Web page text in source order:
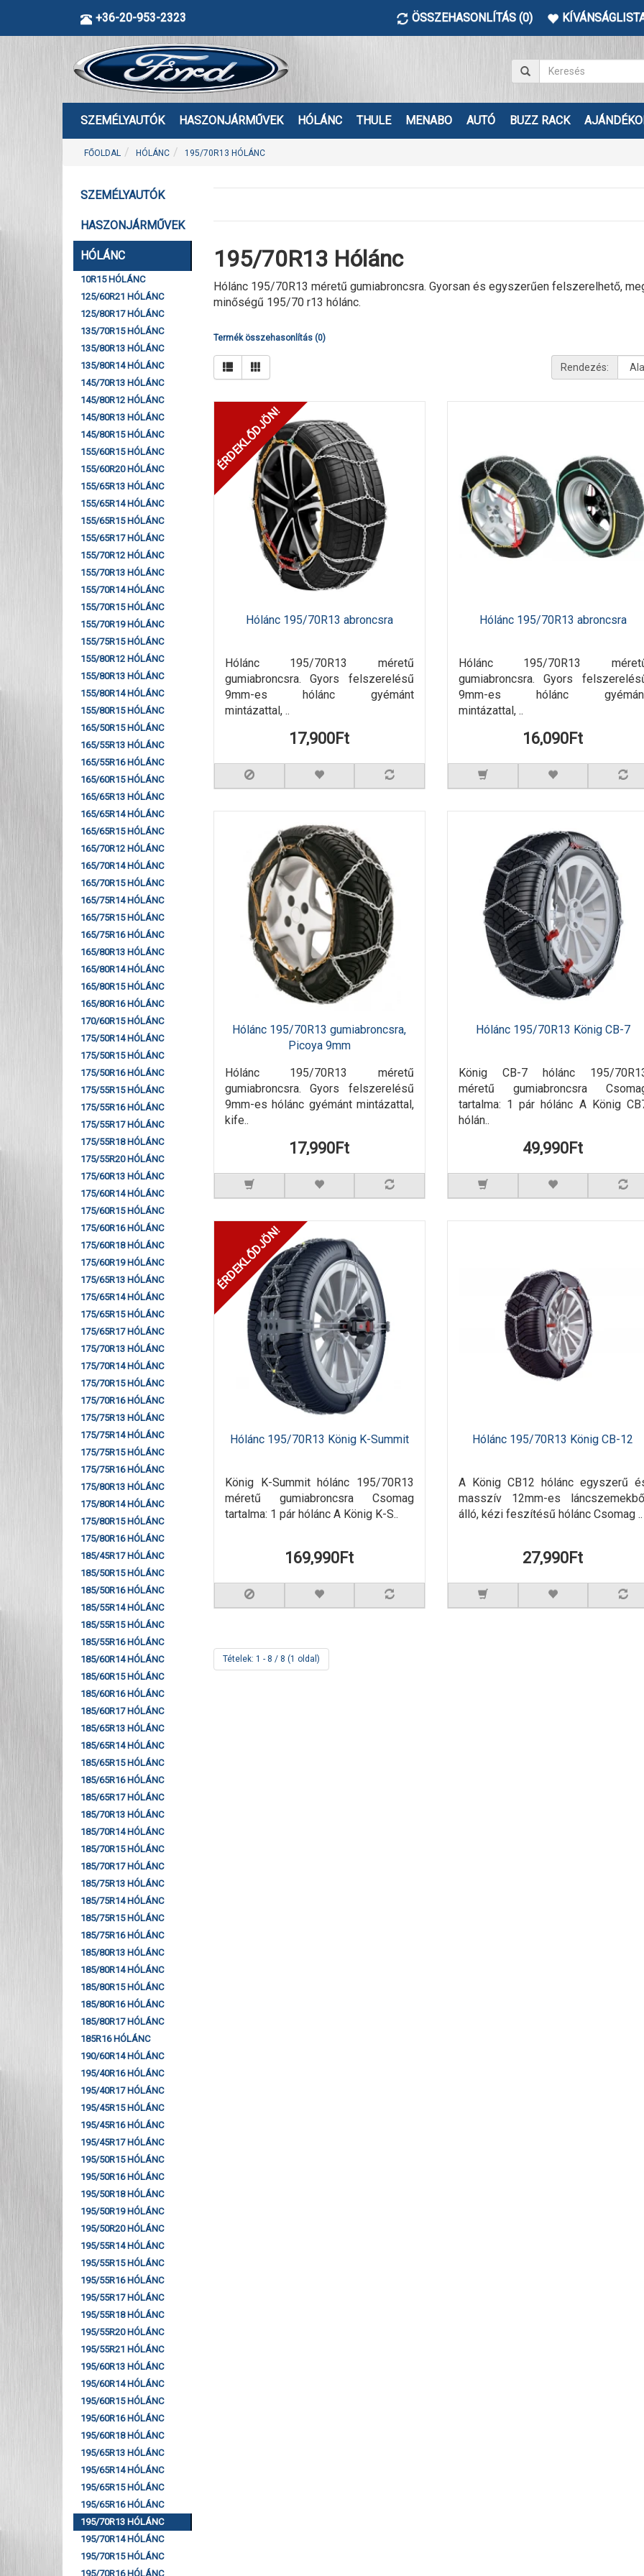
+36-20-953-2323 ÖSSZEHASONLÍTÁS (0)
SZEMÉLYAUTÓK HASZONJÁRMŰVEK HÓLÁNC THULE MENABO AUTÓ BUZZ RACK
FŐOLDAL HÓLÁNC 195/70R13 HÓLÁNC
SZEMÉLYAUTÓK
HASZONJÁRMŰVEK
HÓLÁNC
10R15 HÓLÁNC
125/60R21 HÓLÁNC
125/80R17 HÓLÁNC
135/70R15 HÓLÁNC
135/80R13 HÓLÁNC
135/80R14 HÓLÁNC
145/70R13 HÓLÁNC
145/80R12 HÓLÁNC
145/80R13 HÓLÁNC
145/80R15 HÓLÁNC
155/60R15 HÓLÁNC
155/60R20 HÓLÁNC
155/65R13 HÓLÁNC
155/65R14 HÓLÁNC
155/65R15 HÓLÁNC
155/65R17 HÓLÁNC
155/70R12 HÓLÁNC
155/70R13 HÓLÁNC
155/70R14 HÓLÁNC
155/70R15 HÓLÁNC
155/70R19 HÓLÁNC
155/75R15 HÓLÁNC
155/80R12 HÓLÁNC
155/80R13 HÓLÁNC
155/80R14 HÓLÁNC
155/80R15 HÓLÁNC
165/50R15 HÓLÁNC
165/55R13 HÓLÁNC
165/55R16 HÓLÁNC
165/60R15 HÓLÁNC
165/65R13 HÓLÁNC
165/65R14 HÓLÁNC
165/65R15 HÓLÁNC
165/70R12 HÓLÁNC
165/70R14 HÓLÁNC
165/70R15 HÓLÁNC
165/75R14 HÓLÁNC
165/75R15 HÓLÁNC
165/75R16 HÓLÁNC
165/80R13 HÓLÁNC
165/80R14 HÓLÁNC
165/80R15 HÓLÁNC
165/80R16 HÓLÁNC
170/60R15 HÓLÁNC
175/50R14 HÓLÁNC
175/50R15 HÓLÁNC
175/50R16 HÓLÁNC
175/55R15 HÓLÁNC
175/55R16 HÓLÁNC
175/55R17 HÓLÁNC
175/55R18 HÓLÁNC
175/55R20 HÓLÁNC
175/60R13 HÓLÁNC
175/60R14 HÓLÁNC
175/60R15 HÓLÁNC
175/60R16 HÓLÁNC
175/60R18 HÓLÁNC
175/60R19 HÓLÁNC
175/65R13 HÓLÁNC
175/65R14 HÓLÁNC
175/65R15 HÓLÁNC
175/65R17 HÓLÁNC
175/70R13 HÓLÁNC
175/70R14 HÓLÁNC
175/70R15 HÓLÁNC
175/70R16 HÓLÁNC
175/75R13 HÓLÁNC
175/75R14 HÓLÁNC
175/75R15 HÓLÁNC
175/75R16 HÓLÁNC
175/80R13 HÓLÁNC
175/80R14 HÓLÁNC
175/80R15 HÓLÁNC
175/80R16 HÓLÁNC
185/45R17 HÓLÁNC
185/50R15 HÓLÁNC
185/50R16 HÓLÁNC
185/55R14 HÓLÁNC
185/55R15 HÓLÁNC
185/55R16 HÓLÁNC
185/60R14 HÓLÁNC
185/60R15 HÓLÁNC
185/60R16 HÓLÁNC
185/60R17 HÓLÁNC
185/65R13 HÓLÁNC
185/65R14 HÓLÁNC
185/65R15 HÓLÁNC
185/65R16 HÓLÁNC
185/65R17 HÓLÁNC
185/70R13 HÓLÁNC
185/70R14 HÓLÁNC
185/70R15 HÓLÁNC
185/70R17 HÓLÁNC
185/75R13 HÓLÁNC
185/75R14 HÓLÁNC
185/75R15 HÓLÁNC
185/75R16 HÓLÁNC
185/80R13 HÓLÁNC
185/80R14 HÓLÁNC
185/80R15 HÓLÁNC
185/80R16 HÓLÁNC
185/80R17 HÓLÁNC
185R16 HÓLÁNC
190/60R14 HÓLÁNC
195/40R16 HÓLÁNC
195/40R17 HÓLÁNC
195/45R15 HÓLÁNC
195/45R16 HÓLÁNC
195/45R17 HÓLÁNC
195/50R15 HÓLÁNC
195/50R16 HÓLÁNC
195/50R18 HÓLÁNC
195/50R19 HÓLÁNC
195/50R20 HÓLÁNC
195/55R14 HÓLÁNC
195/55R15 HÓLÁNC
195/55R16 HÓLÁNC
195/55R17 HÓLÁNC
195/55R18 HÓLÁNC
195/55R20 HÓLÁNC
195/55R21 HÓLÁNC
195/60R13 HÓLÁNC
195/60R14 HÓLÁNC
195/60R15 HÓLÁNC
195/60R16 HÓLÁNC
195/60R18 HÓLÁNC
195/65R13 HÓLÁNC
195/65R14 HÓLÁNC
195/65R15 HÓLÁNC
195/65R16 HÓLÁNC
195/70R13 HÓLÁNC
195/70R14 HÓLÁNC
195/70R15 HÓLÁNC
195/70R16 HÓLÁNC
195/70R13 Hólánc
Hólánc 195/70R13 méretű gumiabroncsra. Gyorsan és egyszerűen felszerelhető,
minőségű 195/70 r13 hólánc.
Termék összehasonlítás (0)
Rendezés:
ÉRDEKLŐDJÖN!
Hólánc 195/70R13 abroncsra
Hólánc 195/70R13 méretű
gumiabroncsra. Gyors felszerelésű
9mm-es hólánc gyémánt
mintázattal, ..
17,900Ft
Hólánc 195/70R13 abroncsra
Hólánc 195/70R13
gumiabroncsra. Gyors
9mm-es hólánc
mintázattal, ..
16,090Ft
Hólánc 195/70R13 gumiabroncsra,
Picoya 9mm
Hólánc 195/70R13 méretű
gumiabroncsra. Gyors felszerelésű
9mm-es hólánc gyémánt mintázattal,
kife..
17,990Ft
Hólánc 195/70R13 König CB-7
König CB-7 hólánc 195/
méretű gumiabroncsra
tartalma: 1 pár hólánc A König
hólán..
49,990Ft
ÉRDEKLŐDJÖN!
Hólánc 195/70R13 König K-Summit
König K-Summit hólánc 195/70R13
méretű gumiabroncsra Csomag
tartalma: 1 pár hólánc A König K-S..
169,990Ft
Hólánc 195/70R13 König CB-12
A König CB12 hólánc egyszerű
masszív 12mm-es
álló, kézi feszítésű hólánc Csomag ..
27,990Ft
Tételek: 1 - 8 / 8 (1 oldal)